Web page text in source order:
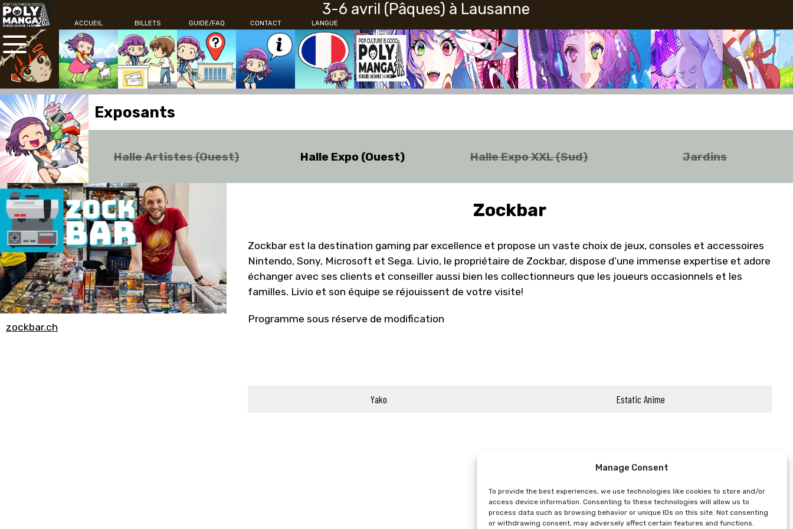
Manage Consent
To provide the best experiences, we use technologies like cookies to store and/or
access device information. Consenting to these technologies will allow us to
process data such as browsing behavior or unique IDs on this site. Not consenting
or withdrawing consent, may adversely affect certain features and functions.
3-6 avril (Pâques) à Lausanne
LANGUE
ACCUEIL BILLETS GUIDE/FAQ CONTACT
Exposants
Halle Artistes (Ouest) Halle Expo (Ouest) Halle Expo XXL (Sud) Jardins
zockbar.ch
Zockbar
Zockbar est la destination gaming par excellence et propose un vaste choix de jeux, consoles et accessoires
Nintendo, Sony, Microsoft et Sega. Livio, le propriétaire de Zockbar, dispose d’une immense expertise et adore
échanger avec ses clients et conseiller aussi bien les collectionneurs que les joueurs occasionnels et les
familles. Livio et son équipe se réjouissent de votre visite!
Programme sous réserve de modification
Yako Estatic Anime